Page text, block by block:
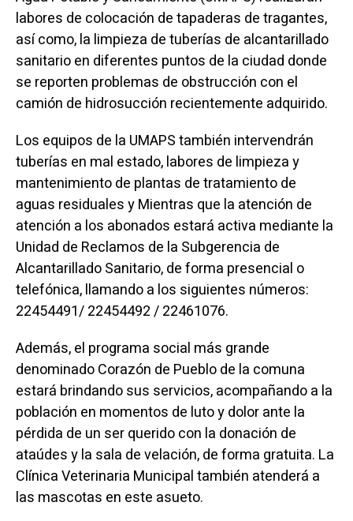
labores de colocación de tapaderas de tragantes,
así como, la limpieza de tuberías de alcantarillado
sanitario en diferentes puntos de la ciudad donde
se reporten problemas de obstrucción con el
camión de hidrosucción recientemente adquirido.
Los equipos de la UMAPS también intervendrán
tuberías en mal estado, labores de limpieza y
mantenimiento de plantas de tratamiento de
aguas residuales y Mientras que la atención de
atención a los abonados estará activa mediante la
Unidad de Reclamos de la Subgerencia de
Alcantarillado Sanitario, de forma presencial o
telefónica, llamando a los siguientes números:
22454491/ 22454492 / 22461076.
Además, el programa social más grande
denominado Corazón de Pueblo de la comuna
estará brindando sus servicios, acompañando a la
población en momentos de luto y dolor ante la
pérdida de un ser querido con la donación de
ataúdes y la sala de velación, de forma gratuita. La
Clínica Veterinaria Municipal también atenderá a
las mascotas en este asueto.